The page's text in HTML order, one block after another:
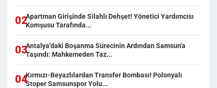
02Apartman Girişinde Silahlı Dehşet! Yönetici Yardımcısı
Komşusu Tarafında...
03Antalya'daki Boşanma Sürecinin Ardından Samsun'a
Taşındı: Mahkemeden Taz...
04Kırmızı-Beyazlılardan Transfer Bombası! Polonyalı
Stoper Samsunspor Yolu...